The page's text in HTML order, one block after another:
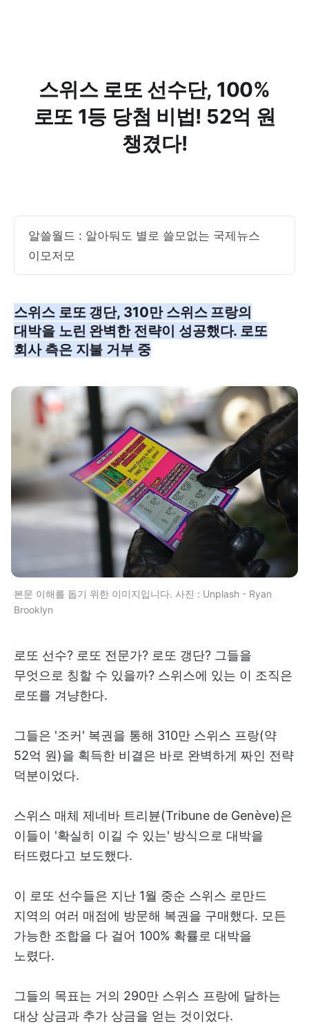
스위스 로또 선수단, 100%
로또 1등 당첨 비법! 52억 원
챙겼다!
알쓸월드 : 알아둬도 별로 쓸모없는 국제뉴스
이모저모
스위스 로또 갱단, 310만 스위스 프랑의
대박을 노린 완벽한 전략이 성공했다. 로또
회사 측은 지불 거부 중
본문 이해를 돕기 위한 이미지입니다. 사진 : Unplash - Ryan
Brooklyn
로또 선수? 로또 전문가? 로또 갱단? 그들을
무엇으로 칭할 수 있을까? 스위스에 있는 이 조직은
로또를 겨냥한다.
그들은 '조커' 복권을 통해 310만 스위스 프랑(약
52억 원)을 획득한 비결은 바로 완벽하게 짜인 전략
덕분이었다.
스위스 매체 제네바 트리뷴(Tribune de Genève)은
이들이 '확실히 이길 수 있는' 방식으로 대박을
터뜨렸다고 보도했다.
이 로또 선수들은 지난 1월 중순 스위스 로만드
지역의 여러 매점에 방문해 복권을 구매했다. 모든
가능한 조합을 다 걸어 100% 확률로 대박을
노렸다.
그들의 목표는 거의 290만 스위스 프랑에 달하는
대상 상금과 추가 상금을 얻는 것이었다.